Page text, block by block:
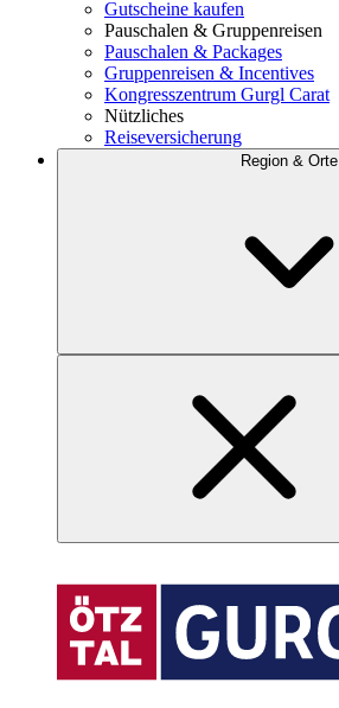
Gutscheine kaufen
Pauschalen & Gruppenreisen
Pauschalen & Packages
Gruppenreisen & Incentives
Kongresszentrum Gurgl Carat
Nützliches
Reiseversicherung
Region & Orte